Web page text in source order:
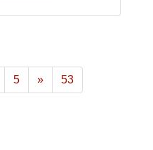
5
»
Næste
53